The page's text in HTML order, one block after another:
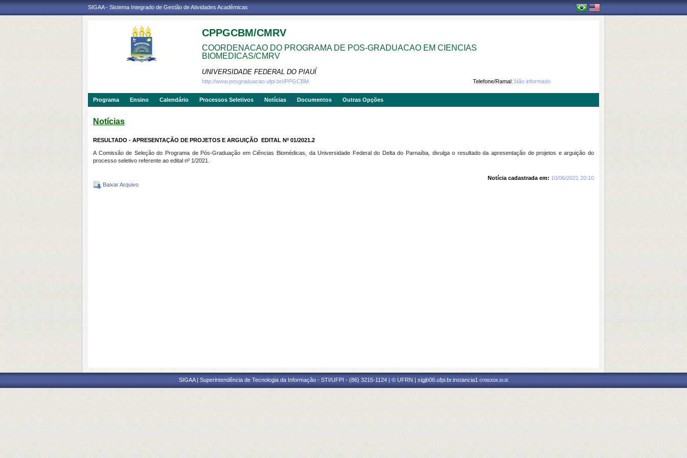
SIGAA - Sistema Integrado de Gestão de Atividades Acadêmicas
CPPGCBM/CMRV
COORDENACAO DO PROGRAMA DE POS-GRADUACAO EM CIENCIAS
BIOMEDICAS/CMRV
UNIVERSIDADE FEDERAL DO PIAUÍ
Telefone/Ramal: Não informado
http://www.posgraduacao.ufpi.br//PPGCBM
Programa Ensino Calendário Processos Seletivos Notícias Documentos Outras Opções
Notícias
RESULTADO - APRESENTAÇÃO DE PROJETOS E ARGUIÇÃO  EDITAL Nº 01/2021.2
A Comissão de Seleção do Programa de Pós-Graduação em Ciências Biomédicas, da Universidade Federal do Delta do Parnaíba, divulga o resultado da apresentação de projetos e arguição do
processo seletivo referente ao edital nº 1/2021.
Notícia cadastrada em: 10/06/2021 20:10
Baixar Arquivo
SIGAA | Superintendência de Tecnologia da Informação - STI/UFPI - (86) 3215-1124 | © UFRN | sigjb06.ufpi.br.instancia1 07/08/2026 20:35